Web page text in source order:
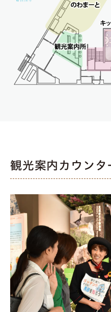
観光案内カウン